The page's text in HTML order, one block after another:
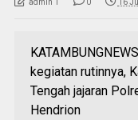
admin 1 0 16
kegiatan rutinnya,
Tengah jajaran
Hendrion